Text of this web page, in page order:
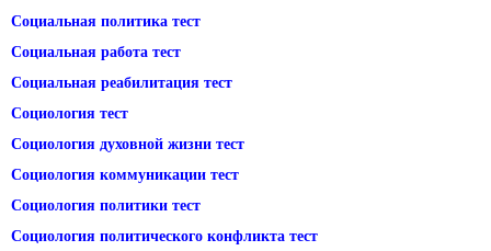
Социальная политика тест
Социальная работа тест
Социальная реабилитация тест
Социология тест
Социология духовной жизни тест
Социология коммуникации тест
Социология политики тест
Социология политического конфликта тест